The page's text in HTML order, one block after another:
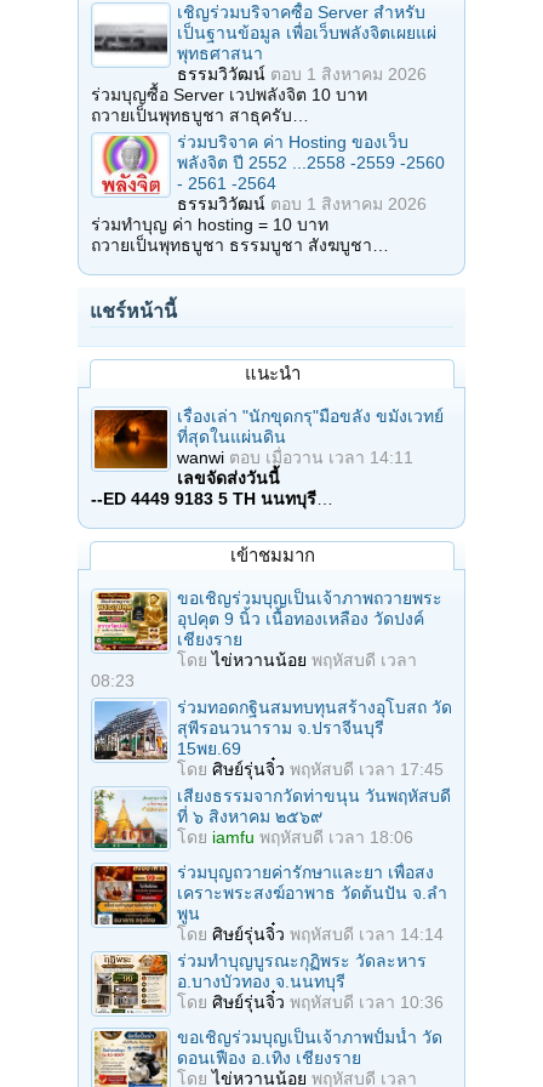
เชิญร่วมบริจาคซื้อ Server สำหรับ
เป็นฐานข้อมูล เพื่อเว็บพลังจิตเผยแผ่
พุทธศาสนา
ธรรมวิวัฒน์ ตอบ 1 สิงหาคม 2026
ร่วมบุญซื้อ Server เวปพลังจิต 10 บาท
ถวายเป็นพุทธบูชา สาธุครับ…
ร่วมบริจาค ค่า Hosting ของเว็บ
พลังจิต ปี 2552 ...2558 -2559 -2560
- 2561 -2564
ธรรมวิวัฒน์ ตอบ 1 สิงหาคม 2026
ร่วมทำบุญ ค่า hosting = 10 บาท
ถวายเป็นพุทธบูชา ธรรมบูชา สังฆบูชา…
แชร์หน้านี้
แนะนำ
เรื่องเล่า "นักขุดกรุ"มือขลัง ขมังเวทย์
ที่สุดในแผ่นดิน
wanwi ตอบ เมื่อวาน เวลา 14:11
เลขจัดส่งวันนี้
--ED 4449 9183 5 TH นนทบุรี
เข้าชมมาก
ขอเชิญร่วมบุญเป็นเจ้าภาพถวายพระ
อุปคุต 9 นิ้ว เนื้อทองเหลือง วัดปงค์
เชียงราย
โดยไข่หวานน้อย พฤหัสบดี เวลา
08:23
ร่วมทอดกฐินสมทบทุนสร้างอุโบสถ วัด
สุพีรอนวนาราม จ.ปราจีนบุรี
15พย.69
โดย ศิษย์รุ่นจิ๋ว พฤหัสบดี เวลา 17:45
เสียงธรรมจากวัดท่าขนุน วันพฤหัสบดี
ที่ ๖ สิงหาคม ๒๕๖๙
โดย iamfu พฤหัสบดี เวลา 18:06
ร่วมบุญถวายค่ารักษาและยา เพื่อสง
เคราะพระสงฆ์อาพาธ วัดต้นปัน จ.ลํา
พูน
โดย ศิษย์รุ่นจิ๋ว พฤหัสบดี เวลา 14:14
ร่วมทําบุญบูรณะกุฏิพระ วัดละหาร
อ.บางบัวทอง จ.นนทบุรี
โดย ศิษย์รุ่นจิ๋ว พฤหัสบดี เวลา 10:36
ขอเชิญร่วมบุญเป็นเจ้าภาพปั้มน้ำ วัด
ดอนเฟือง อ.เทิง เชียงราย
โดยไข่หวานน้อย พฤหัสบดี เวลา